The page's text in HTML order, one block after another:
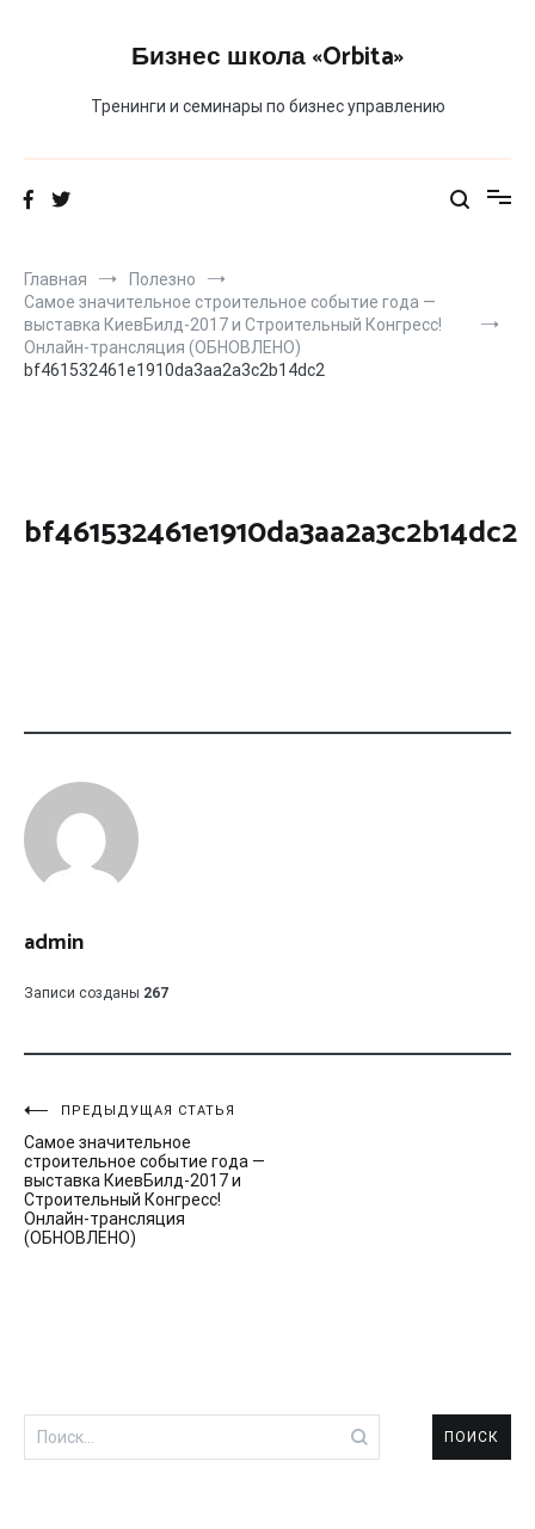
Бизнес школа «Orbita»
Тренинги и семинары по бизнес управлению
Главная
Полезно
Самое значительное строительное событие года —
выставка КиевБилд-2017 и Строительный Конгресс!
Онлайн-трансляция (ОБНОВЛЕНО)
bf461532461e1910da3aa2a3c2b14dc2
bf461532461e1910da3aa2a3c2b14dc2
admin
Записи созданы 267
Навигация
по
записям
ПРЕДЫДУЩАЯ СТАТЬЯ
Самое значительное
строительное событие года —
выставка КиевБилд-2017 и
Строительный Конгресс!
Онлайн-трансляция
(ОБНОВЛЕНО)
Найти: